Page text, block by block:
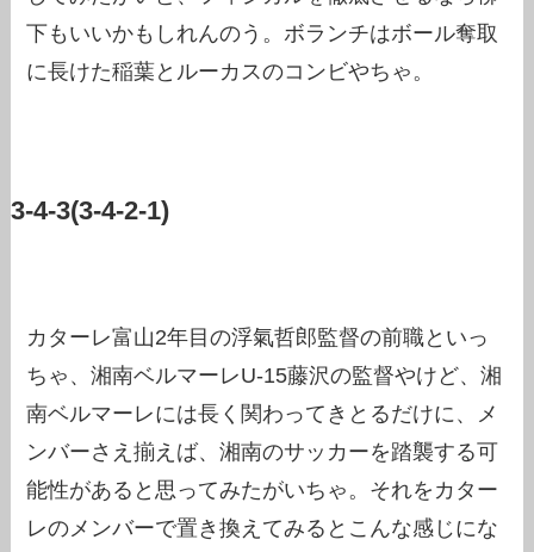
下もいいかもしれんのう。ボランチはボール奪取
に長けた稲葉とルーカスのコンビやちゃ。
3-4-3(3-4-2-1)
カターレ富山2年目の浮氣哲郎監督の前職といっ
ちゃ、湘南ベルマーレU-15藤沢の監督やけど、湘
南ベルマーレには長く関わってきとるだけに、メ
ンバーさえ揃えば、湘南のサッカーを踏襲する可
能性があると思ってみたがいちゃ。それをカター
レのメンバーで置き換えてみるとこんな感じにな